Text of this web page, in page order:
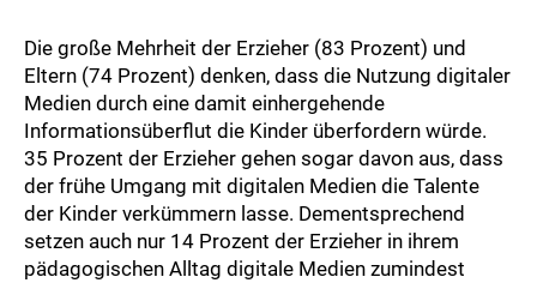
Die große Mehrheit der Erzieher (83 Prozent) und
Eltern (74 Prozent) denken, dass die Nutzung digitaler
Medien durch eine damit einhergehende
Informationsüberflut die Kinder überfordern würde.
35 Prozent der Erzieher gehen sogar davon aus, dass
der frühe Umgang mit digitalen Medien die Talente
der Kinder verkümmern lasse. Dementsprechend
setzen auch nur 14 Prozent der Erzieher in ihrem
pädagogischen Alltag digitale Medien zumindest